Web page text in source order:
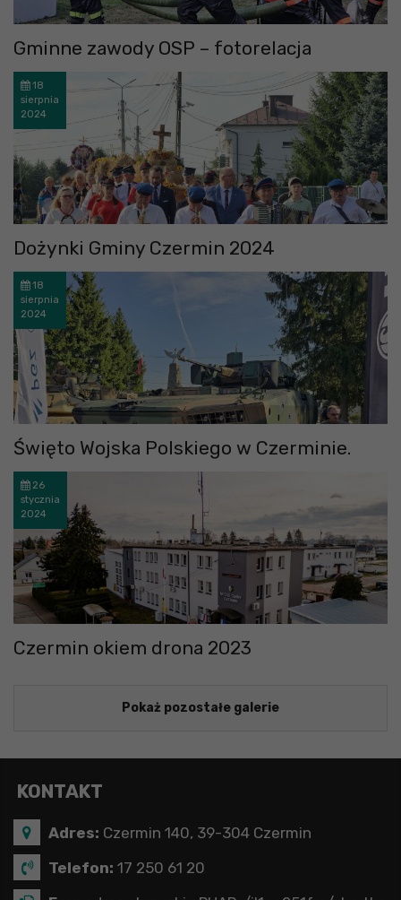
Gminne zawody OSP – fotorelacja
18
sierpnia
2024
Dożynki Gminy Czermin 2024
18
sierpnia
2024
Święto Wojska Polskiego w Czerminie.
26
stycznia
2024
Czermin okiem drona 2023
Pokaż pozostałe galerie
KONTAKT
Adres: Czermin 140, 39-304 Czermin
Telefon: 17 250 61 20